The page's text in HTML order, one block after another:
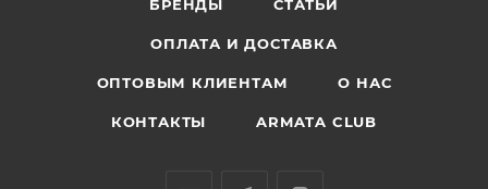
БРЕНДЫ СТАТЬИ
ОПЛАТА И ДОСТАВКА
ОПТОВЫМ КЛИЕНТАМ О НАС
КОНТАКТЫ ARMATA CLUB